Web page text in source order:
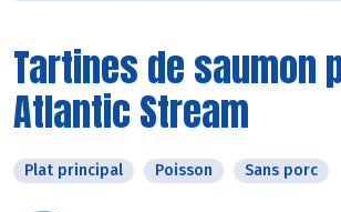
Tartines de saumon
Atlantic Stream
Plat principal Poisson Sans porc